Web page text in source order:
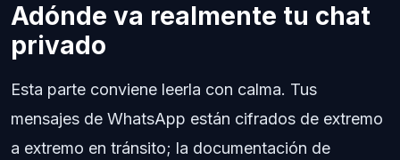
Adónde va realmente tu chat
privado
Esta parte conviene leerla con calma. Tus
mensajes de WhatsApp están cifrados de extremo
a extremo en tránsito; la documentación de